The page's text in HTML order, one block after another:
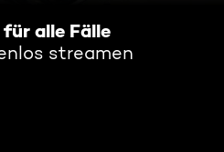
alle Fälle
streamen